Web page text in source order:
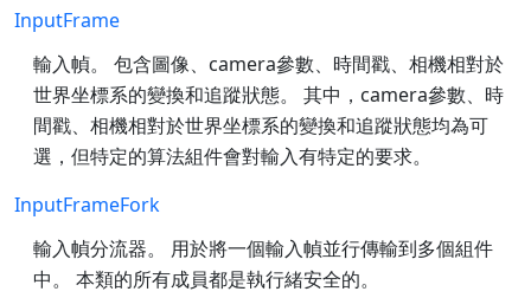
InputFrame
輸入幀。 包含圖像、camera參數、時間戳、相機相對於
世界坐標系的變換和追蹤狀態。 其中，camera參數、時
間戳、相機相對於世界坐標系的變換和追蹤狀態均為可
選，但特定的算法組件會對輸入有特定的要求。
InputFrameFork
輸入幀分流器。 用於將一個輸入幀並行傳輸到多個組件
中。 本類的所有成員都是執行緒安全的。